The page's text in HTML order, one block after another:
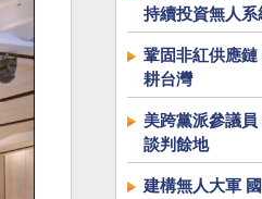
持續投資無人系
鞏固非紅供應
耕台灣
美跨黨派參議
談判餘地
建構無人大軍